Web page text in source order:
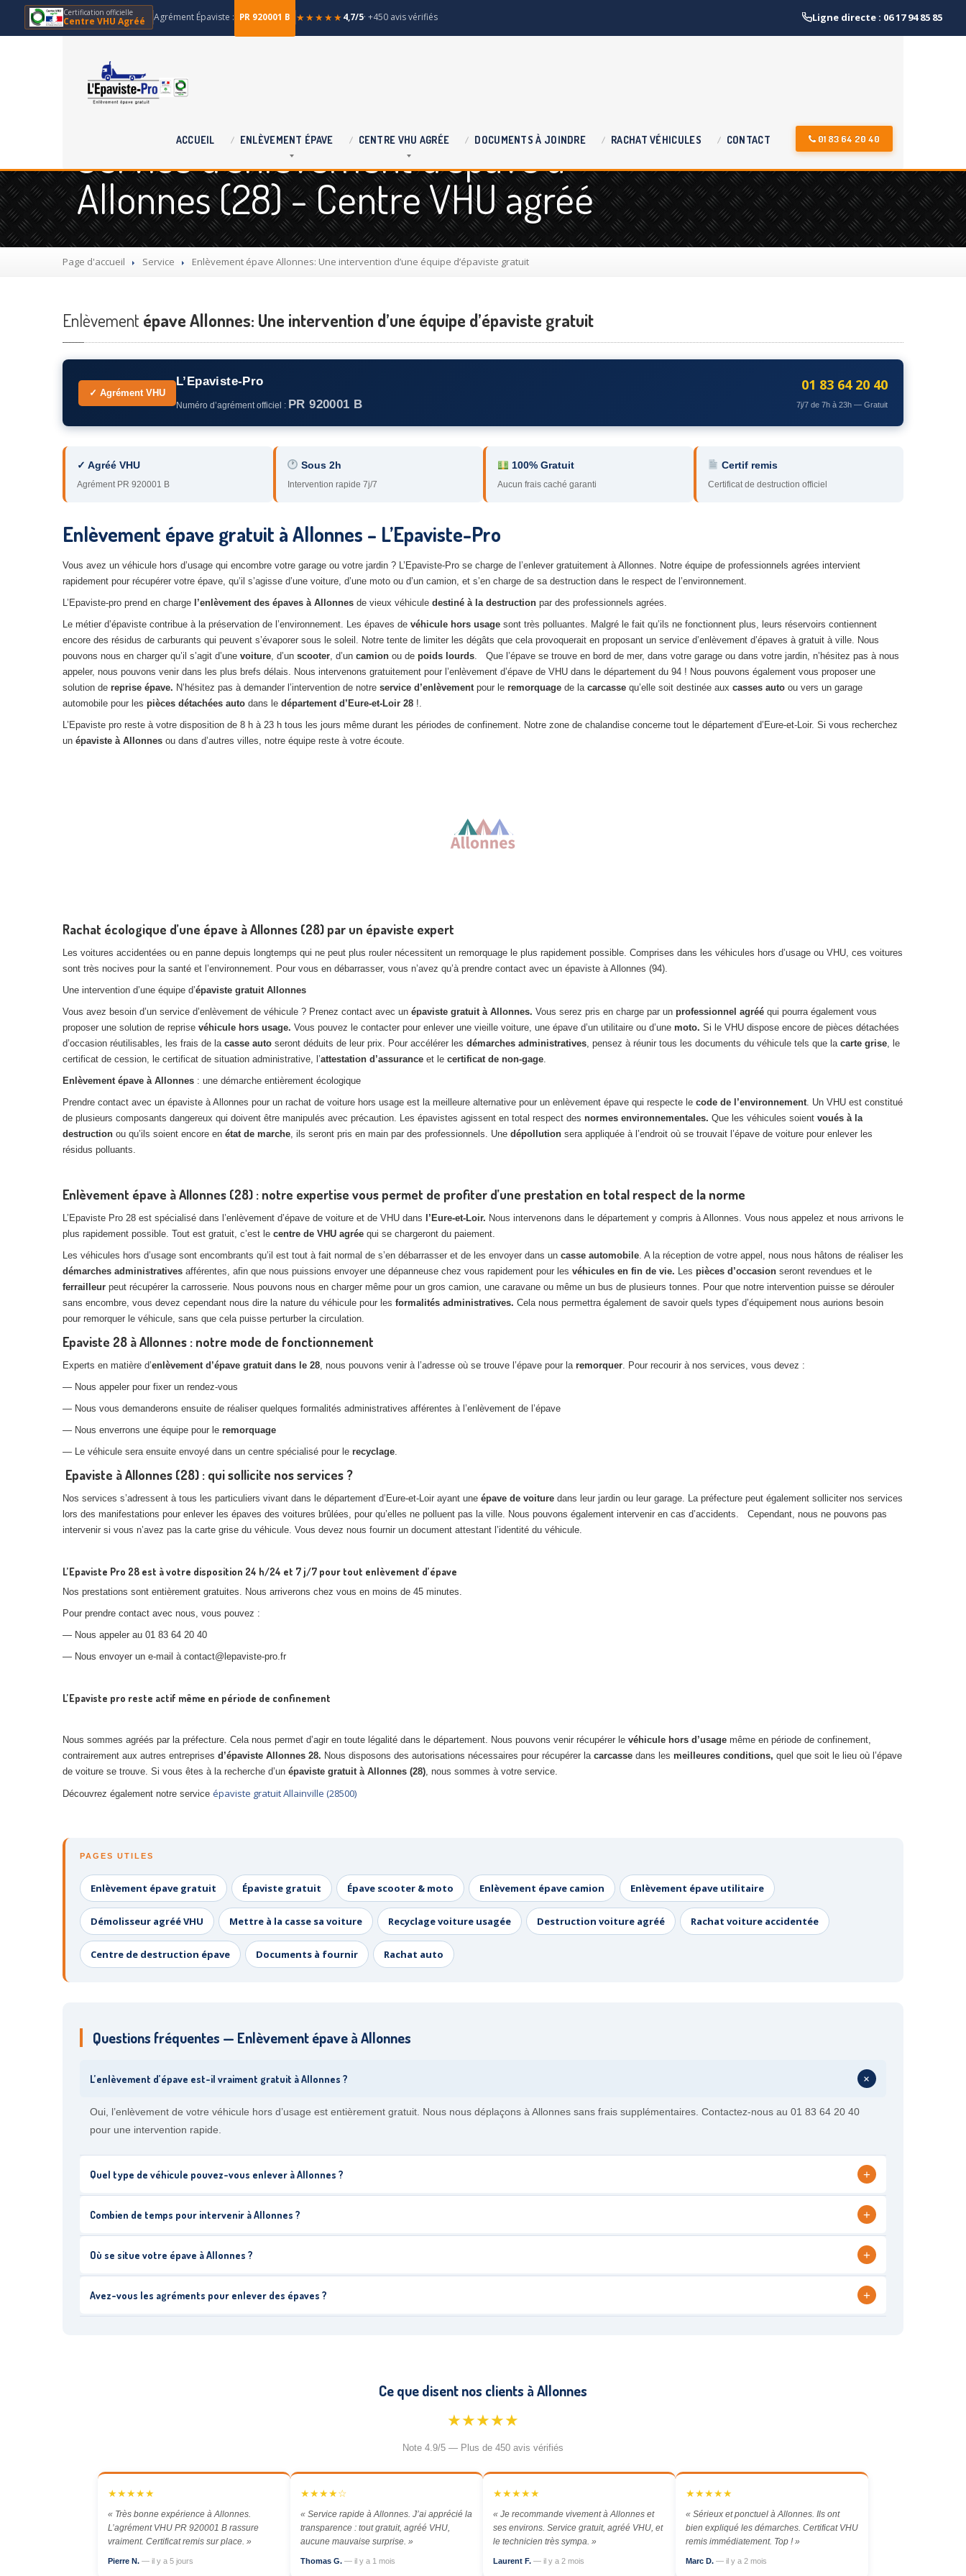
Certification officielle
Centre VHU Agréé Agrément Épaviste : PR 920001 B ★★★★★4,7/5· +450 avis vérifiés Ligne directe : 06 17 94 85 85
ACCUEIL ENLÈVEMENT ÉPAVE CENTRE VHU AGRÉE DOCUMENTS À JOINDRE RACHAT VÉHICULES CONTACT 01 83 64 20 40
Service d'enlèvement d'épave à
Allonnes (28) - Centre VHU agréé
Page d'accueil Service Enlèvement épave Allonnes: Une intervention d’une équipe d’épaviste gratuit
Enlèvement épave Allonnes: Une intervention d’une équipe d’épaviste gratuit
✓ Agrément VHU
L’Epaviste-Pro
Numéro d’agrément officiel : PR 920001 B
01 83 64 20 40
7j/7 de 7h à 23h — Gratuit
✓ Agréé VHU
Agrément PR 920001 B
Sous 2h
Intervention rapide 7j/7
100% Gratuit
Aucun frais caché garanti
Certif remis
Certificat de destruction officiel
Enlèvement épave gratuit à Allonnes – L’Epaviste-Pro
Vous avez un véhicule hors d’usage qui encombre votre garage ou votre jardin ? L’Epaviste-Pro se charge de l’enlever gratuitement à Allonnes. Notre équipe de professionnels agrées intervient
rapidement pour récupérer votre épave, qu’il s’agisse d’une voiture, d’une moto ou d’un camion, et s’en charge de sa destruction dans le respect de l’environnement.
L’Epaviste-pro prend en charge l’enlèvement des épaves à Allonnes de vieux véhicule destiné à la destruction par des professionnels agrées.
Le métier d’épaviste contribue à la préservation de l’environnement. Les épaves de véhicule hors usage sont très polluantes. Malgré le fait qu’ils ne fonctionnent plus, leurs réservoirs contiennent
encore des résidus de carburants qui peuvent s’évaporer sous le soleil. Notre tente de limiter les dégâts que cela provoquerait en proposant un service d’enlèvement d’épaves à gratuit à ville. Nous
pouvons nous en charger qu’il s’agit d’une voiture, d’un scooter, d’un camion ou de poids lourds. Que l’épave se trouve en bord de mer, dans votre garage ou dans votre jardin, n’hésitez pas à nous
appeler, nous pouvons venir dans les plus brefs délais. Nous intervenons gratuitement pour l’enlèvement d’épave de VHU dans le département du 94 ! Nous pouvons également vous proposer une
solution de reprise épave. N’hésitez pas à demander l’intervention de notre service d’enlèvementpour le remorquage de la carcasse qu’elle soit destinée aux casses auto ou vers un garage
automobile pour les pièces détachées auto dans le département d’Eure-et-Loir 28 !.
L’Epaviste pro reste à votre disposition de 8 h à 23 h tous les jours même durant les périodes de confinement. Notre zone de chalandise concerne tout le département d’Eure-et-Loir. Si vous recherchez
un épaviste à Allonnes ou dans d’autres villes, notre équipe reste à votre écoute.
Rachat écologique d’une épave à Allonnes (28) par un épaviste expert
Les voitures accidentées ou en panne depuis longtemps qui ne peut plus rouler nécessitent un remorquage le plus rapidement possible. Comprises dans les véhicules hors d’usage ou VHU, ces voitures
sont très nocives pour la santé et l’environnement. Pour vous en débarrasser, vous n’avez qu’à prendre contact avec un épaviste à Allonnes (94).
Une intervention d’une équipe d’épaviste gratuit Allonnes
Vous avez besoin d’un service d’enlèvement de véhicule ? Prenez contact avec un épaviste gratuit à Allonnes. Vous serez pris en charge par un professionnel agréé qui pourra également vous
proposer une solution de reprise véhicule hors usage. Vous pouvez le contacter pour enlever une vieille voiture, une épave d’un utilitaire ou d’une moto. Si le VHU dispose encore de pièces détachées
d’occasion réutilisables, les frais de la casse auto seront déduits de leur prix. Pour accélérer les démarches administratives, pensez à réunir tous les documents du véhicule tels que la carte grise, le
certificat de cession, le certificat de situation administrative, l’attestation d’assurance et le certificat de non-gage.
Enlèvement épave à Allonnes : une démarche entièrement écologique
Prendre contact avec un épaviste à Allonnes pour un rachat de voiture hors usage est la meilleure alternative pour un enlèvement épave qui respecte le code de l’environnement. Un VHU est constitué
de plusieurs composants dangereux qui doivent être manipulés avec précaution. Les épavistes agissent en total respect des normes environnementales. Que les véhicules soient voués à la
destruction ou qu’ils soient encore en état de marche, ils seront pris en main par des professionnels. Une dépollution sera appliquée à l’endroit où se trouvait l’épave de voiture pour enlever les
résidus polluants.
Enlèvement épave à Allonnes (28) : notre expertise vous permet de profiter d’une prestation en total respect de la norme
L’Epaviste Pro 28 est spécialisé dans l’enlèvement d’épave de voiture et de VHU dans l’Eure-et-Loir. Nous intervenons dans le département y compris à Allonnes. Vous nous appelez et nous arrivons le
plus rapidement possible. Tout est gratuit, c’est le centre de VHU agrée qui se chargeront du paiement.
Les véhicules hors d’usage sont encombrants qu’il est tout à fait normal de s’en débarrasser et de les envoyer dans un casse automobile. A la réception de votre appel, nous nous hâtons de réaliser les
démarches administratives afférentes, afin que nous puissions envoyer une dépanneuse chez vous rapidement pour les véhicules en fin de vie. Les pièces d’occasion seront revendues et le
ferrailleur peut récupérer la carrosserie. Nous pouvons nous en charger même pour un gros camion, une caravane ou même un bus de plusieurs tonnes. Pour que notre intervention puisse se dérouler
sans encombre, vous devez cependant nous dire la nature du véhicule pour les formalités administratives. Cela nous permettra également de savoir quels types d’équipement nous aurions besoin
pour remorquer le véhicule, sans que cela puisse perturber la circulation.
Epaviste 28 à Allonnes : notre mode de fonctionnement
Experts en matière d’enlèvement d’épave gratuit dans le 28, nous pouvons venir à l’adresse où se trouve l’épave pour la remorquer. Pour recourir à nos services, vous devez :
— Nous appeler pour fixer un rendez-vous
— Nous vous demanderons ensuite de réaliser quelques formalités administratives afférentes à l’enlèvement de l’épave
— Nous enverrons une équipe pour le remorquage
— Le véhicule sera ensuite envoyé dans un centre spécialisé pour le recyclage.
Epaviste à Allonnes (28) : qui sollicite nos services ?
Nos services s’adressent à tous les particuliers vivant dans le département d’Eure-et-Loir ayant une épave de voiture dans leur jardin ou leur garage. La préfecture peut également solliciter nos services
lors des manifestations pour enlever les épaves des voitures brûlées, pour qu’elles ne polluent pas la ville. Nous pouvons également intervenir en cas d’accidents. Cependant, nous ne pouvons pas
intervenir si vous n’avez pas la carte grise du véhicule. Vous devez nous fournir un document attestant l’identité du véhicule.
L’Epaviste Pro 28 est à votre disposition 24 h/24 et 7 j/7 pour tout enlèvement d’épave
Nos prestations sont entièrement gratuites. Nous arriverons chez vous en moins de 45 minutes.
Pour prendre contact avec nous, vous pouvez :
— Nous appeler au 01 83 64 20 40
— Nous envoyer un e-mail à contact@lepaviste-pro.fr
L’Epaviste pro reste actif même en période de confinement
Nous sommes agréés par la préfecture. Cela nous permet d’agir en toute légalité dans le département. Nous pouvons venir récupérer le véhicule hors d’usage même en période de confinement,
contrairement aux autres entreprises d’épaviste Allonnes 28. Nous disposons des autorisations nécessaires pour récupérer la carcasse dans les meilleures conditions, quel que soit le lieu où l’épave
de voiture se trouve. Si vous êtes à la recherche d’un épaviste gratuit à Allonnes (28), nous sommes à votre service.
Découvrez également notre service épaviste gratuit Allainville (28500)
PAGES UTILES
Enlèvement épave gratuit Épaviste gratuit Épave scooter & moto Enlèvement épave camion Enlèvement épave utilitaire
Démolisseur agréé VHU Mettre à la casse sa voiture Recyclage voiture usagée Destruction voiture agréé Rachat voiture accidentée
Centre de destruction épave Documents à fournir Rachat auto
Questions fréquentes — Enlèvement épave à Allonnes
L’enlèvement d’épave est-il vraiment gratuit à Allonnes ? +
Oui, l’enlèvement de votre véhicule hors d’usage est entièrement gratuit. Nous nous déplaçons à Allonnes sans frais supplémentaires. Contactez-nous au 01 83 64 20 40
pour une intervention rapide.
Quel type de véhicule pouvez-vous enlever à Allonnes ? +
Combien de temps pour intervenir à Allonnes ? +
Où se situe votre épave à Allonnes ? +
Avez-vous les agréments pour enlever des épaves ? +
Ce que disent nos clients à Allonnes
★★★★★
Note 4.9/5 — Plus de 450 avis vérifiés
★★★★★
« Très bonne expérience à Allonnes.
L’agrément VHU PR 920001 B rassure
vraiment. Certificat remis sur place. »
Pierre N. — il y a 5 jours
★★★★☆
« Service rapide à Allonnes. J’ai apprécié la
transparence : tout gratuit, agréé VHU,
aucune mauvaise surprise. »
Thomas G. — il y a 1 mois
★★★★★
« Je recommande vivement à Allonnes et
ses environs. Service gratuit, agréé VHU, et
le technicien très sympa. »
Laurent F. — il y a 2 mois
★★★★★
« Sérieux et ponctuel à Allonnes. Ils ont
bien expliqué les démarches. Certificat VHU
remis immédiatement. Top ! »
Marc D. — il y a 2 mois